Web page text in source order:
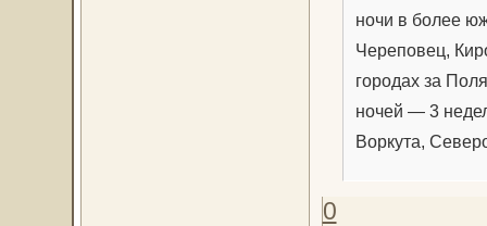
ночи в более
Череповец,
городах за
ночей — 3
Воркута,
0